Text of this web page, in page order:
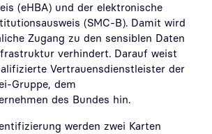
(eHBA) und der elektronische
(SMC-B). Damit wird
Zugang zu den sensiblen Daten
verhindert. Darauf weist
Vertrauensdienstleister der
Gruppe, dem
des Bundes hin.
werden zwei Karten